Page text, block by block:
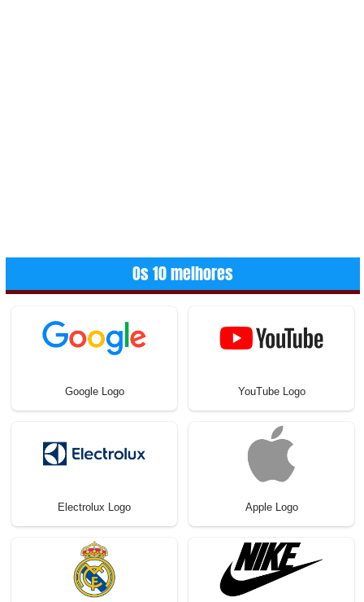
Os 10 melhores
Google Logo YouTube Logo
Electrolux Logo Apple Logo